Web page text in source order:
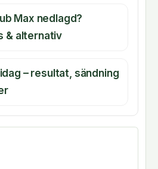
Max nedlagd?
& alternativ
– resultat, sändning